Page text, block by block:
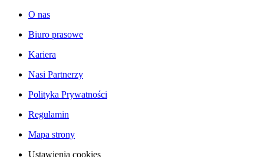
O nas
Biuro prasowe
Kariera
Nasi Partnerzy
Polityka Prywatności
Regulamin
Mapa strony
Ustawienia cookies